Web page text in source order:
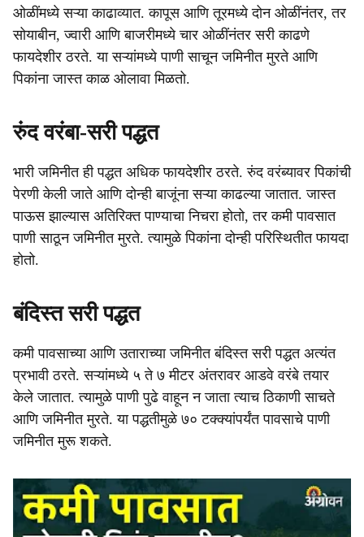
ओळींमध्ये सऱ्या काढाव्यात. कापूस आणि तूरमध्ये दोन ओळींनंतर, तर
सोयाबीन, ज्वारी आणि बाजरीमध्ये चार ओळींनंतर सरी काढणे
फायदेशीर ठरते. या सऱ्यांमध्ये पाणी साचून जमिनीत मुरते आणि
पिकांना जास्त काळ ओलावा मिळतो.
रुंद वरंबा-सरी पद्धत
भारी जमिनीत ही पद्धत अधिक फायदेशीर ठरते. रुंद वरंब्यावर पिकांची
पेरणी केली जाते आणि दोन्ही बाजूंना सऱ्या काढल्या जातात. जास्त
पाऊस झाल्यास अतिरिक्त पाण्याचा निचरा होतो, तर कमी पावसात
पाणी साठून जमिनीत मुरते. त्यामुळे पिकांना दोन्ही परिस्थितीत फायदा
होतो.
बंदिस्त सरी पद्धत
कमी पावसाच्या आणि उताराच्या जमिनीत बंदिस्त सरी पद्धत अत्यंत
प्रभावी ठरते. सऱ्यांमध्ये ५ ते ७ मीटर अंतरावर आडवे वरंबे तयार
केले जातात. त्यामुळे पाणी पुढे वाहून न जाता त्याच ठिकाणी साचते
आणि जमिनीत मुरते. या पद्धतीमुळे ७० टक्क्यांपर्यंत पावसाचे पाणी
जमिनीत मुरू शकते.